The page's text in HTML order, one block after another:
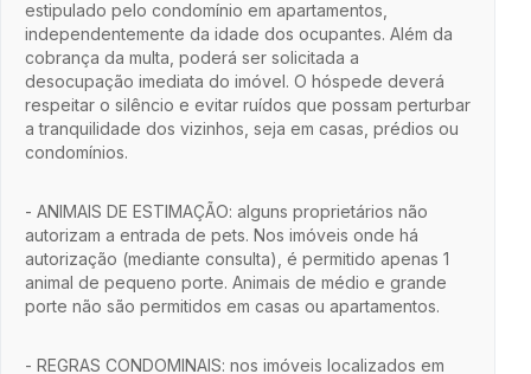
estipulado pelo condomínio em apartamentos,
independentemente da idade dos ocupantes. Além da
cobrança da multa, poderá ser solicitada a
desocupação imediata do imóvel. O hóspede deverá
respeitar o silêncio e evitar ruídos que possam perturbar
a tranquilidade dos vizinhos, seja em casas, prédios ou
condomínios.
- ANIMAIS DE ESTIMAÇÃO: alguns proprietários não
autorizam a entrada de pets. Nos imóveis onde há
autorização (mediante consulta), é permitido apenas 1
animal de pequeno porte. Animais de médio e grande
porte não são permitidos em casas ou apartamentos.
- REGRAS CONDOMINAIS: nos imóveis localizados em